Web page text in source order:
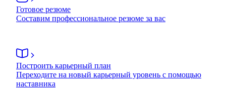
Готовое резюме
Составим профессиональное резюме за вас
Построить карьерный план
Переходите на новый карьерный уровень с помощью
наставника